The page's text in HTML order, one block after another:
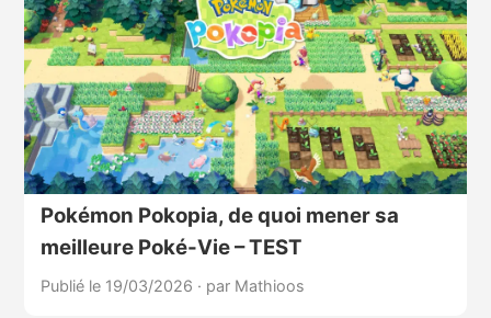
Pokémon Pokopia, de quoi mener sa
meilleure Poké-Vie – TEST
Publié le 19/03/2026 · par Mathioos